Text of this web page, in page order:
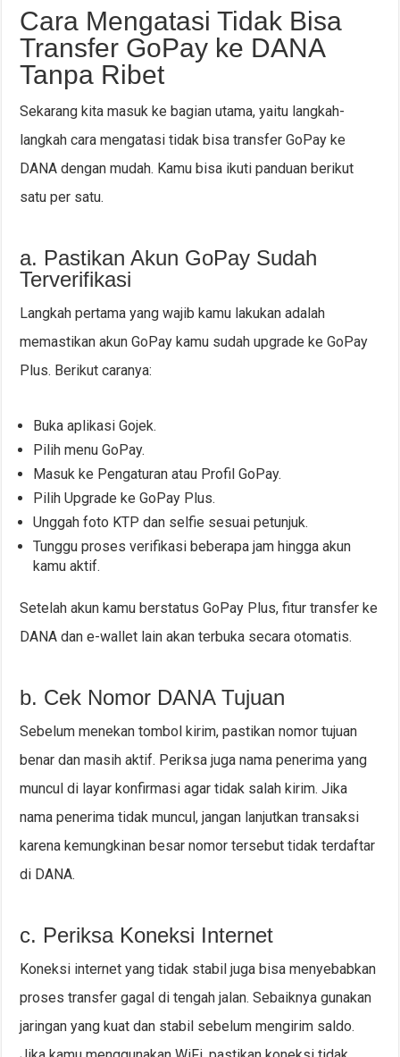
Cara Mengatasi Tidak Bisa
Transfer GoPay ke DANA
Tanpa Ribet
Sekarang kita masuk ke bagian utama, yaitu langkah-
langkah cara mengatasi tidak bisa transfer GoPay ke
DANA dengan mudah. Kamu bisa ikuti panduan berikut
satu per satu.
a. Pastikan Akun GoPay Sudah
Terverifikasi
Langkah pertama yang wajib kamu lakukan adalah
memastikan akun GoPay kamu sudah upgrade ke GoPay
Plus. Berikut caranya:
Buka aplikasi Gojek.
Pilih menu GoPay.
Masuk ke Pengaturan atau Profil GoPay.
Pilih Upgrade ke GoPay Plus.
Unggah foto KTP dan selfie sesuai petunjuk.
Tunggu proses verifikasi beberapa jam hingga akun
kamu aktif.
Setelah akun kamu berstatus GoPay Plus, fitur transfer ke
DANA dan e-wallet lain akan terbuka secara otomatis.
b. Cek Nomor DANA Tujuan
Sebelum menekan tombol kirim, pastikan nomor tujuan
benar dan masih aktif. Periksa juga nama penerima yang
muncul di layar konfirmasi agar tidak salah kirim. Jika
nama penerima tidak muncul, jangan lanjutkan transaksi
karena kemungkinan besar nomor tersebut tidak terdaftar
di DANA.
c. Periksa Koneksi Internet
Koneksi internet yang tidak stabil juga bisa menyebabkan
proses transfer gagal di tengah jalan. Sebaiknya gunakan
jaringan yang kuat dan stabil sebelum mengirim saldo.